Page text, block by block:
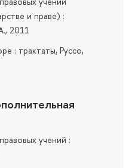
и праве) :
2011
: трактаты, Руссо,
учений :